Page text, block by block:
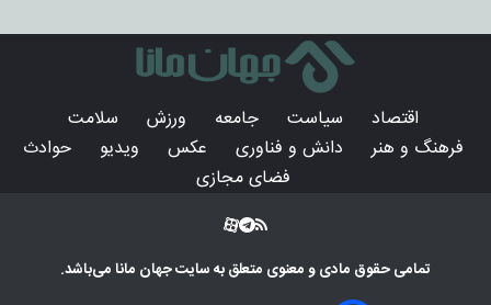
اقتصاد سیاست جامعه ورزش
سلامت
فرهنگ و هنر
دانش و فناوری عکس ویدیو
حوادث
فضای مجازی
تمامی حقوق مادی و معنوی متعلق به سایتجهان مانامی‌باشد.